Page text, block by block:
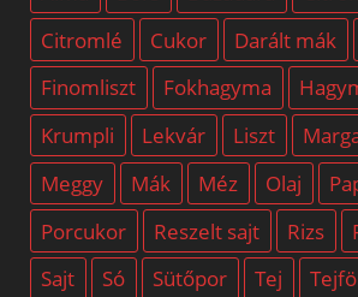
Citromlé
Cukor Darált mák
Finomliszt
Fokhagyma
Krumpli
Lekvár Liszt
Meggy
Mák Méz Olaj
Porcukor
Reszelt sajt Rizs
Sajt
Só Sütőpor Tej